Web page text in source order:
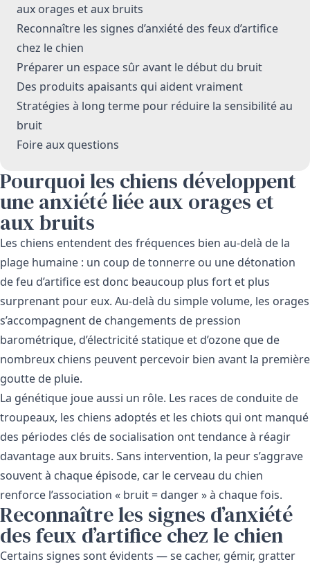
aux orages et aux bruits
Reconnaître les signes d’anxiété des feux d’artifice
chez le chien
Préparer un espace sûr avant le début du bruit
Des produits apaisants qui aident vraiment
Stratégies à long terme pour réduire la sensibilité au
bruit
Foire aux questions
Pourquoi les chiens développent
une anxiété liée aux orages et
aux bruits
Les chiens entendent des fréquences bien au-delà de la
plage humaine : un coup de tonnerre ou une détonation
de feu d’artifice est donc beaucoup plus fort et plus
surprenant pour eux. Au-delà du simple volume, les orages
s’accompagnent de changements de pression
barométrique, d’électricité statique et d’ozone que de
nombreux chiens peuvent percevoir bien avant la première
goutte de pluie.
La génétique joue aussi un rôle. Les races de conduite de
troupeaux, les chiens adoptés et les chiots qui ont manqué
des périodes clés de socialisation ont tendance à réagir
davantage aux bruits. Sans intervention, la peur s’aggrave
souvent à chaque épisode, car le cerveau du chien
renforce l’association « bruit = danger » à chaque fois.
Reconnaître les signes d’anxiété
des feux d’artifice chez le chien
Certains signes sont évidents — se cacher, gémir, gratter